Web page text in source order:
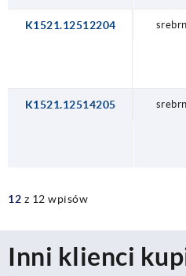
K1521.12512204
K1521.12514205
12 z 12 wpisów
Inni klienci